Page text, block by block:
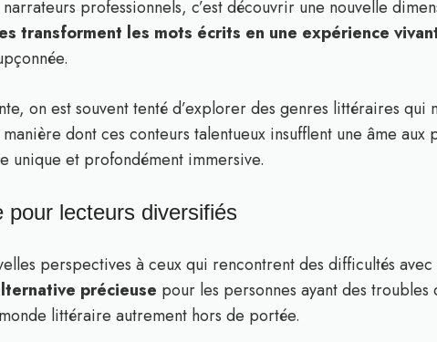
professionnels, c’est découvrir une nouvelle
transforment les mots écrits en une expérience
on est souvent tenté d’explorer des genres littéraires qui
dont ces conteurs talentueux insufflent une âme aux
unique et profondément immersive.
pour lecteurs diversifiés
perspectives à ceux qui rencontrent des difficultés
précieuse pour les personnes ayant des
littéraire autrement hors de portée.